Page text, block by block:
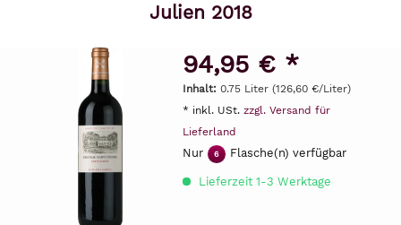
Julien 2018
94,95 € *
Inhalt: 0.75 Liter (126,60 €/Liter)
* inkl. USt. zzgl. Versand für
Lieferland
Nur 6 Flasche(n) verfügbar
Lieferzeit 1-3 Werktage